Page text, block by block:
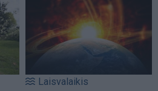
Laisvalaikis